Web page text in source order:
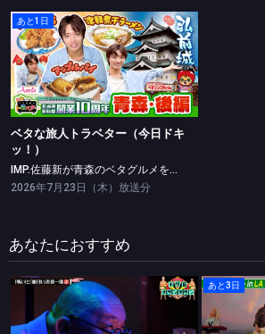
あと1日
ベタな旅人トラベター（今日ドキッ！）
IMP.佐藤新が青森のベタグルメを大満喫
ベタな旅人トラベター（今日ドキ
ッ！）
IMP.佐藤新が青森のベタグルメを大満喫
2026年7月23日（木）放送分
あなたにおすすめ
水曜日のダウンタウン
あと3日